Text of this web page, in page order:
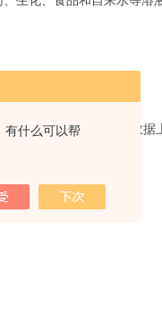
有什么可以帮
具备通讯功能，可将数据